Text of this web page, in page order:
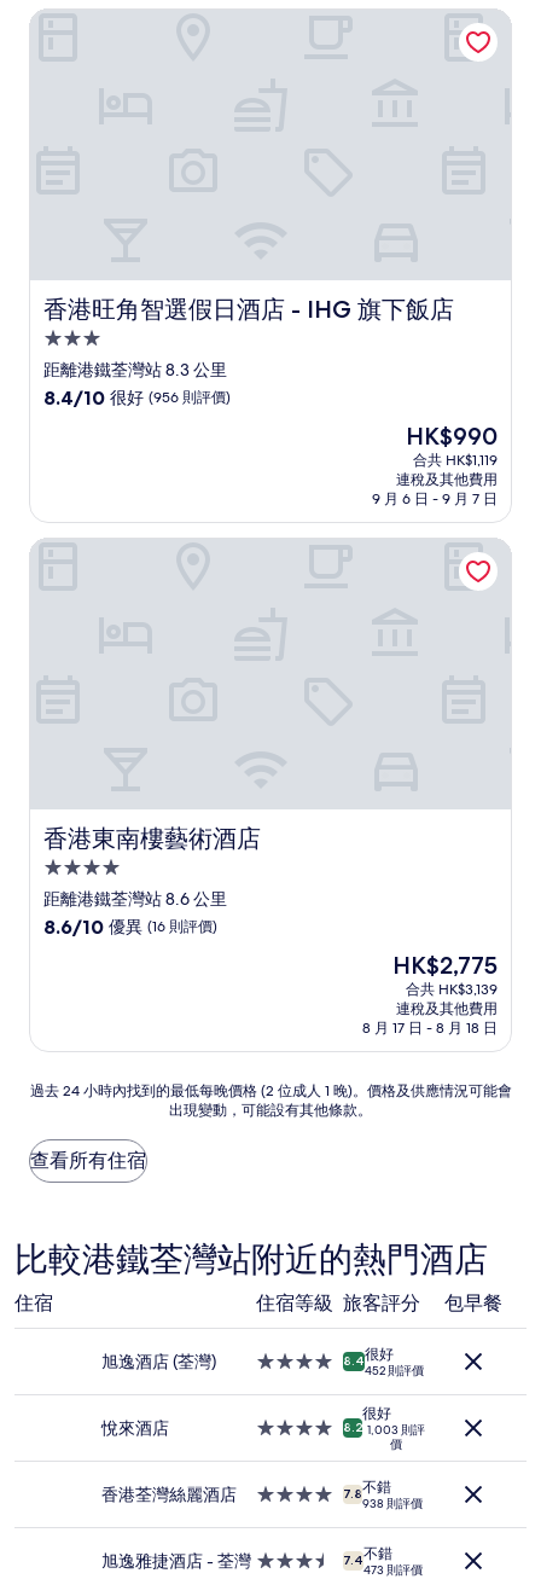
很
香港旺角智選假日酒店 - IHG 旗下飯店
香港旺角智選假日酒店 - IHG 旗下飯店
3.0
星
級
距離港鐵荃灣站 8.3 公里
8.4
分)，
很
8.4/10 很好 (956 則評價)
現
售
HK$990
HK$990
合共 HK$1,119
連稅及其他費用
9 月 6 日 - 9 月 7 日
香港旺角智選假日酒店 - IHG 旗下飯店
香港東南樓藝術酒店
香港東南樓藝術酒店
4.0
星
級
距離港鐵荃灣站 8.6 公里
8.6
分)，
異，
則
評
價)
價
8.6/10 優異 (16 則評價)
現
售
HK$2,775
HK$2,775
合共 HK$3,139
連稅及其他費用
8 月 17 日 - 8 月 18 日
香港東南樓藝術酒店
過
24
小
時
到
的
低
每
格
成
晚)。
過去 24 小時內找到的最低每晚價格 (2 位成人 1 晚)。價格及供應情況可能會
出現變動，可能設有其他條款。
查看所有住宿
比較港鐵荃灣站附近的熱門酒店
住宿 住宿等級 旅客評分 包早餐
旭逸酒店 (荃灣)
4.0
住
8.4很好
452 則評價
悅來酒店
4.0
住
8.2
很好
1,003 則評
價
香港荃灣絲麗酒店
4.0
住
7.8不錯
938 則評價
旭逸雅捷酒店 - 荃灣 3.5
7.4不錯
473 則評價